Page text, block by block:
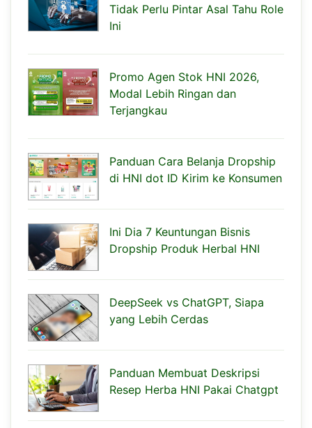
Tidak Perlu Pintar Asal Tahu Role
Ini
Promo Agen Stok HNI 2026,
Modal Lebih Ringan dan
Terjangkau
Panduan Cara Belanja Dropship
di HNI dot ID Kirim ke Konsumen
Ini Dia 7 Keuntungan Bisnis
Dropship Produk Herbal HNI
DeepSeek vs ChatGPT, Siapa
yang Lebih Cerdas
Panduan Membuat Deskripsi
Resep Herba HNI Pakai Chatgpt